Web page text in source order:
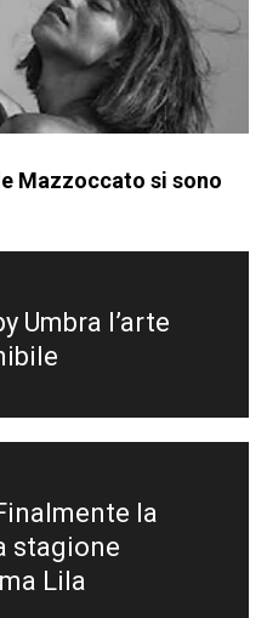
Mazzoccato si sono
Umbra l’arte
la
stagione
Lila